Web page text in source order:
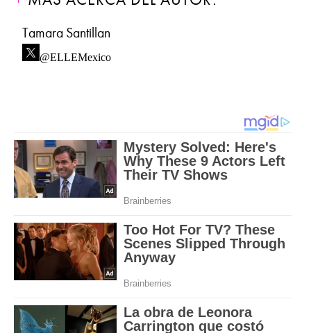
Tamara Santillan
@ELLEMexico